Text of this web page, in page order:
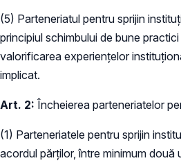
(5) Parteneriatul pentru sprijin
principiul schimbului de bune
valorificarea experiențelor
implicat.
Art. 2: Încheierea parteneriatelor
(1) Parteneriatele pentru sprijin
acordul părților, între minimum două